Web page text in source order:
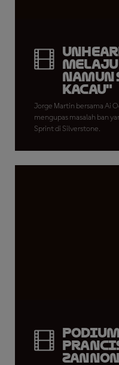
Melaju
namun
Kacau"
Jorge Martin bersama Ai
mengupas masalah ban
Sprint di Silverstone.
Podium